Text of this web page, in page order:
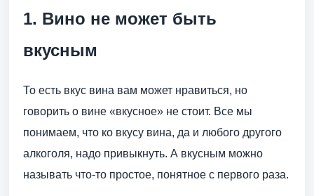
1. Вино не может быть
вкусным
То есть вкус вина вам может нравиться, но
говорить о вине «вкусное» не стоит. Все мы
понимаем, что ко вкусу вина, да и любого другого
алкоголя, надо привыкнуть. А вкусным можно
называть что-то простое, понятное с первого раза.